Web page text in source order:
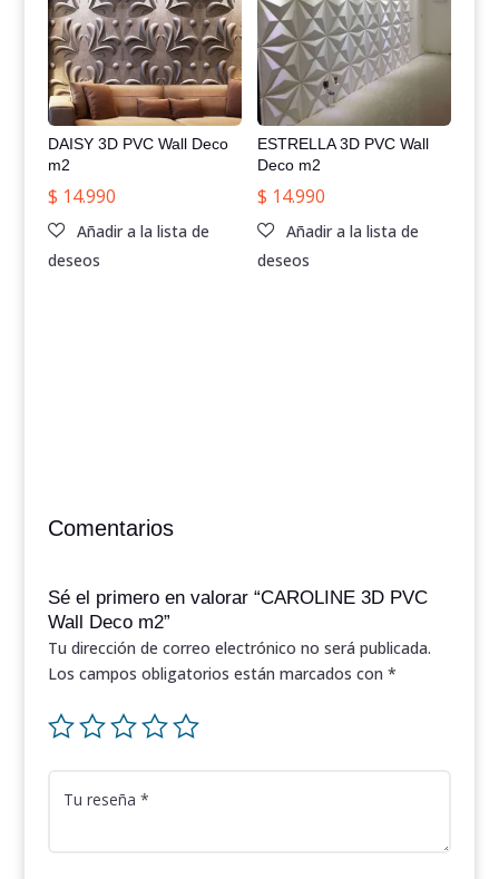
DAISY 3D PVC Wall Deco
m2
$ 14.990
ESTRELLA 3D PVC Wall
Deco m2
$ 14.990
Comentarios
Sé el primero en valorar “CAROLINE 3D PVC
Wall Deco m2”
Tu dirección de correo electrónico no será publicada.
Los campos obligatorios están marcados con *